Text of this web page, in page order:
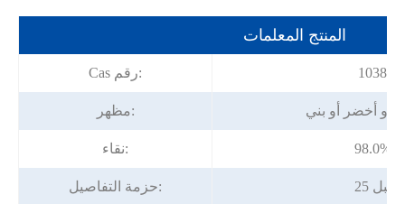
المنتج المعلمات
Cas رقم: 10380-
مظهر: أخضر أو بني
نقاء:
حزمة التفاصيل: طبل